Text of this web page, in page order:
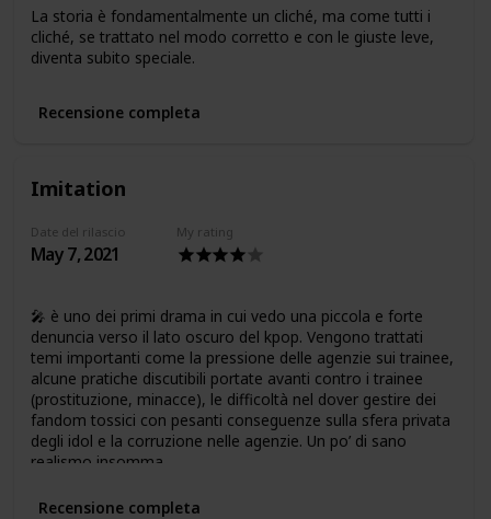
La storia è fondamentalmente un cliché, ma come tutti i
cliché, se trattato nel modo corretto e con le giuste leve,
diventa subito speciale.
Recensione completa
Imitation
Date del rilascio
May 7, 2021
My rating
🎤 è uno dei primi drama in cui vedo una piccola e forte
denuncia verso il lato oscuro del kpop. Vengono trattati
temi importanti come la pressione delle agenzie sui trainee,
alcune pratiche discutibili portate avanti contro i trainee
(prostituzione, minacce), le difficoltà nel dover gestire dei
fandom tossici con pesanti conseguenze sulla sfera privata
degli idol e la corruzione nelle agenzie. Un po’ di sano
realismo insomma.
Recensione completa